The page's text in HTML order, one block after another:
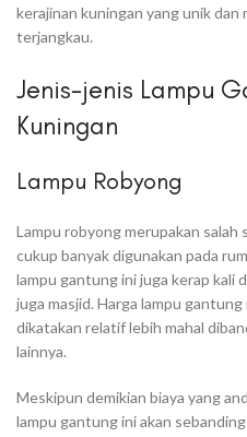
kerajinan kuningan yang unik dan
terjangkau.
Jenis-jenis Lampu
Kuningan
Lampu Robyong
Lampu robyong merupakan
cukup banyak digunakan pada
lampu gantung ini juga kerap kali
juga masjid. Harga lampu
dikatakan relatif lebih mahal
lainnya.
Meskipun demikian biaya yang
lampu gantung ini akan